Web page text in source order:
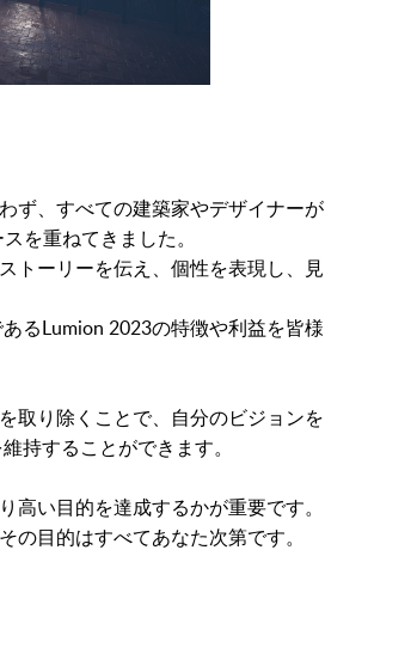
ず、すべての建築家やデザイナーが
を重ねてきました。
トーリーを伝え、個性を表現し、見
るLumion 2023の特徴や利益を皆様
取り除くことで、自分のビジョンを
持することができます。
い目的を達成するかが重要です。
の目的はすべてあなた次第です。